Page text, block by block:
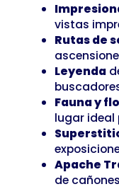
vistas
Rutas de
Leyenda
Fauna y
lugar ideal
Apache
de